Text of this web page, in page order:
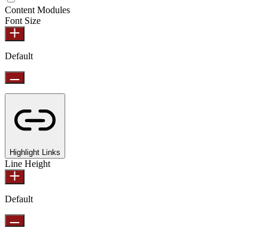
Content Modules
Font Size
Default
Highlight Links
Line Height
Default